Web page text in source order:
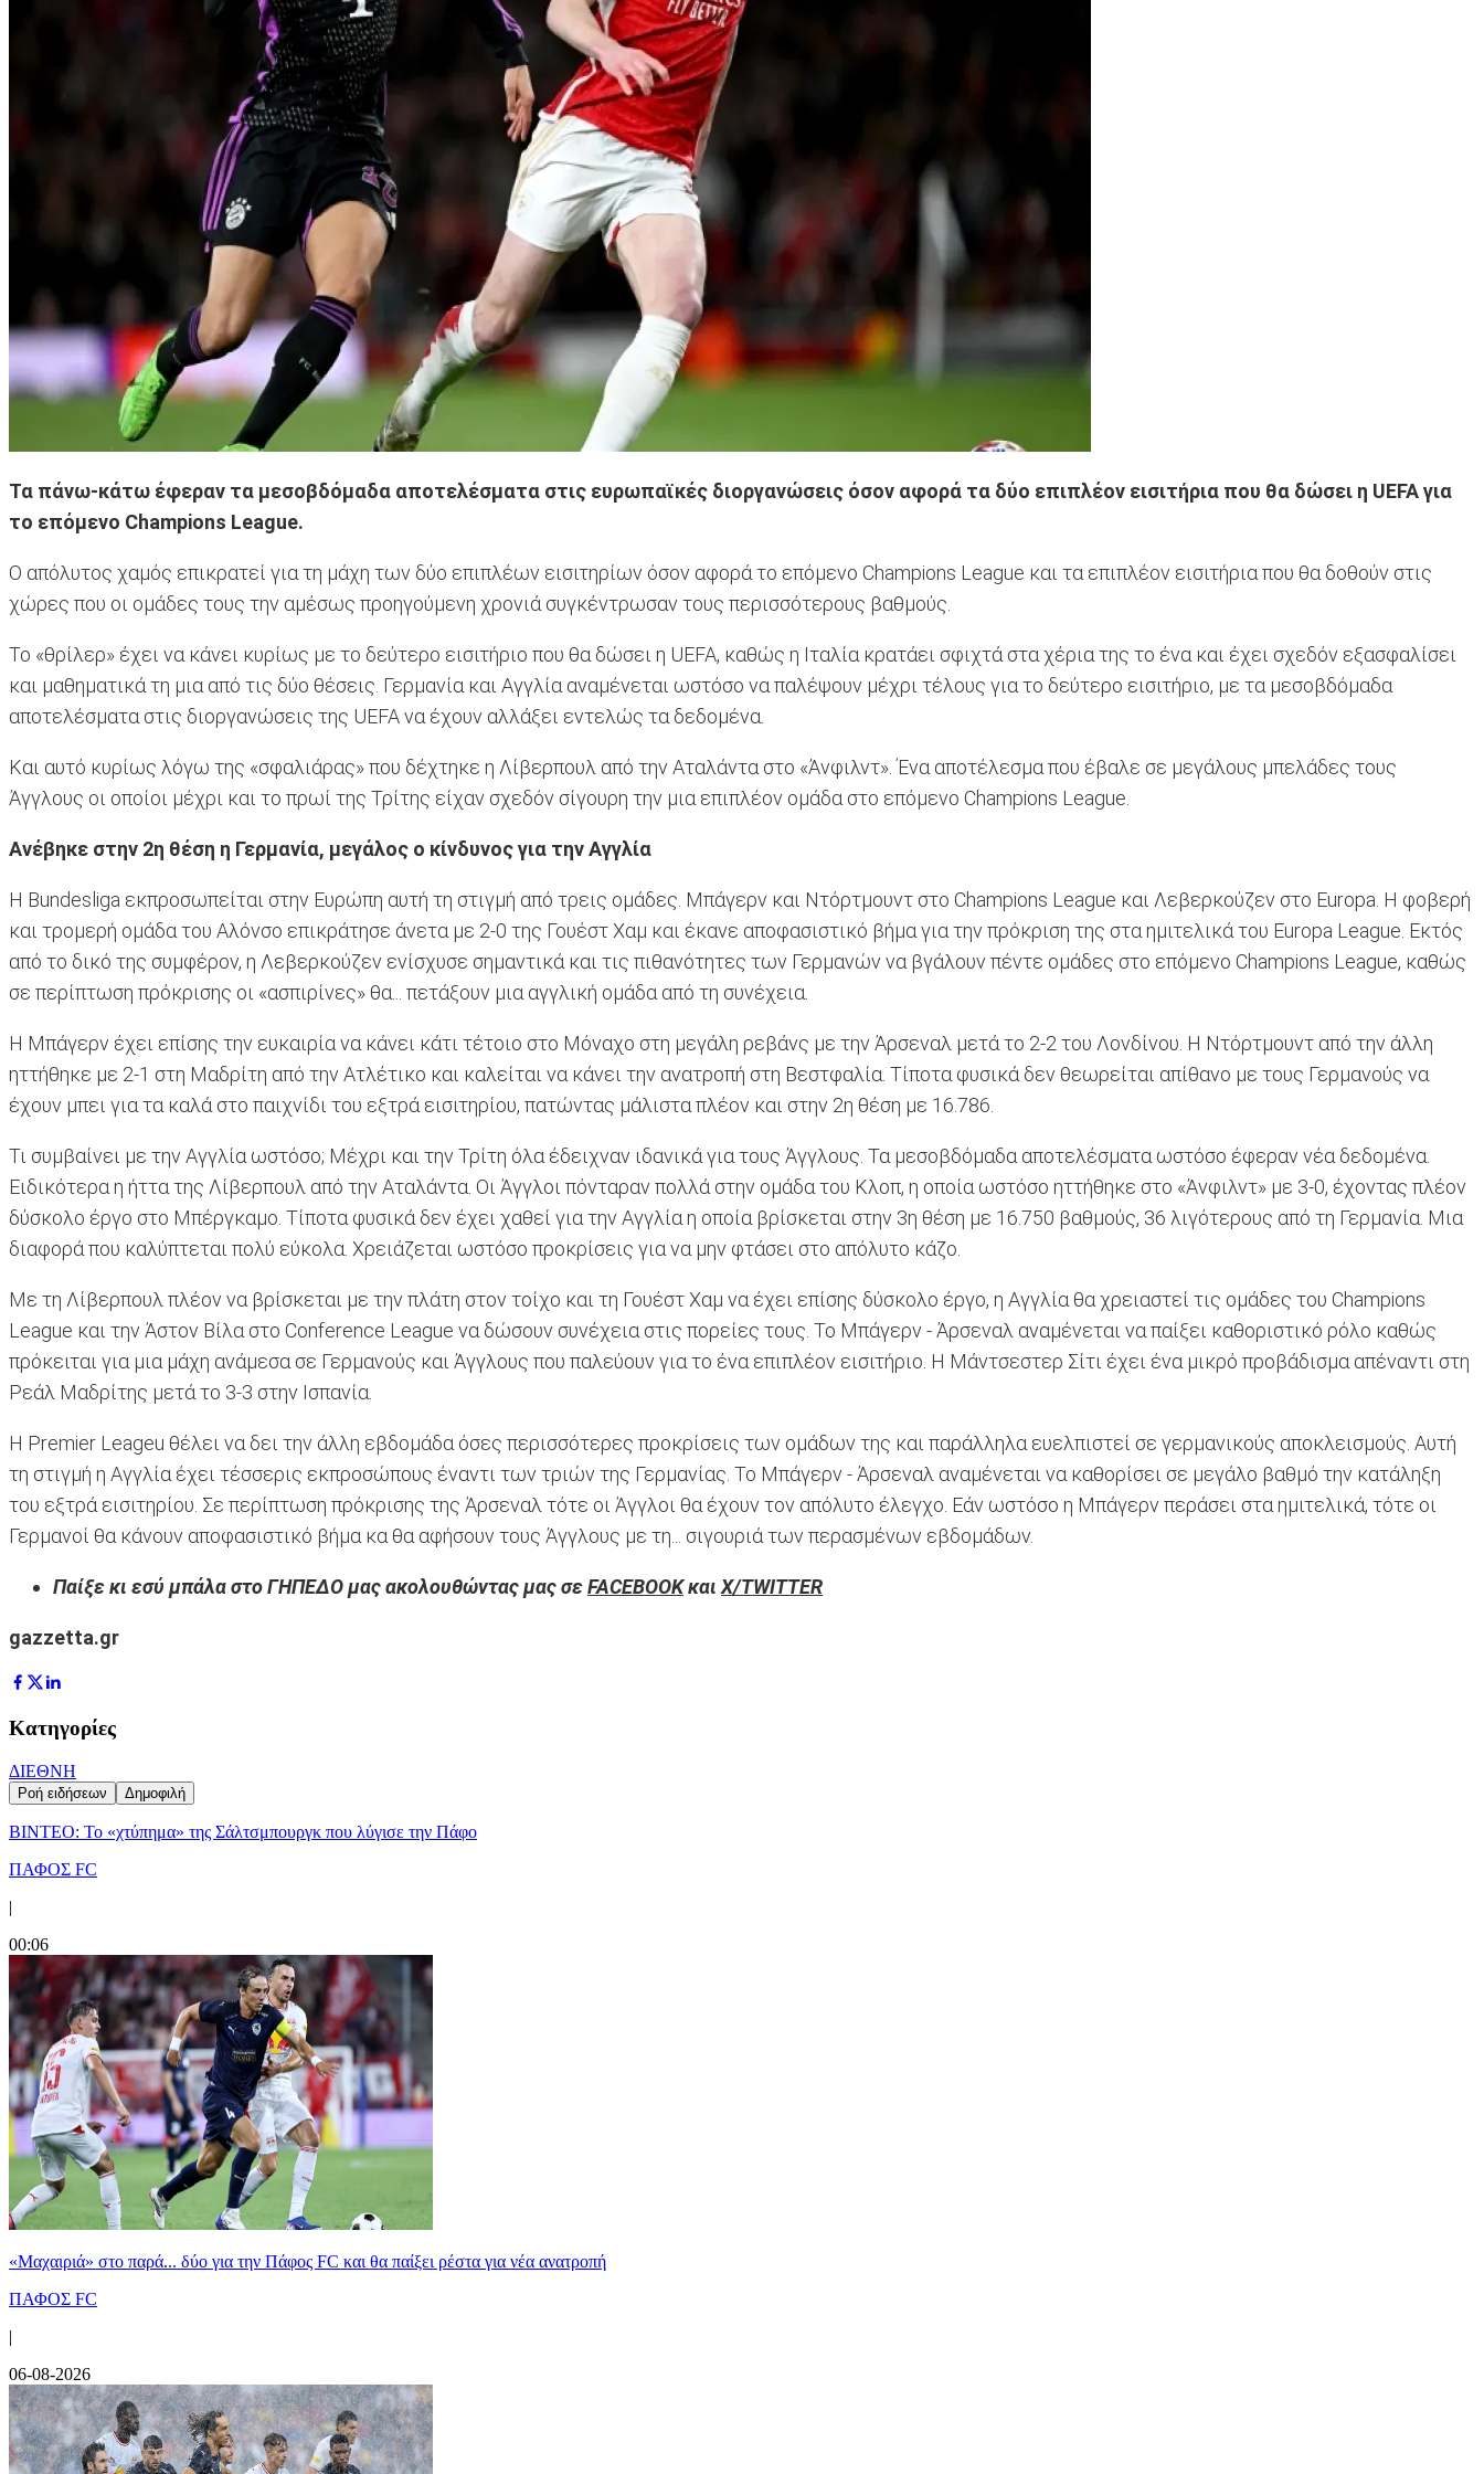
Τα πάνω-κάτω έφεραν τα μεσοβδόμαδα αποτελέσματα στις ευρωπαϊκές διοργανώσεις όσον αφορά τα δύο επιπλέον εισιτήρια που θα δώσει η UEFA για
το επόμενο Champions League.
Ο απόλυτος χαμός επικρατεί για τη μάχη των δύο επιπλέων εισιτηρίων όσον αφορά το επόμενο Champions League και τα επιπλέον εισιτήρια που θα δοθούν στις
χώρες που οι ομάδες τους την αμέσως προηγούμενη χρονιά συγκέντρωσαν τους περισσότερους βαθμούς.
Το «θρίλερ» έχει να κάνει κυρίως με το δεύτερο εισιτήριο που θα δώσει η UEFA, καθώς η Ιταλία κρατάει σφιχτά στα χέρια της το ένα και έχει σχεδόν εξασφαλίσει
και μαθηματικά τη μια από τις δύο θέσεις. Γερμανία και Αγγλία αναμένεται ωστόσο να παλέψουν μέχρι τέλους για το δεύτερο εισιτήριο, με τα μεσοβδόμαδα
αποτελέσματα στις διοργανώσεις της UEFA να έχουν αλλάξει εντελώς τα δεδομένα.
Και αυτό κυρίως λόγω της «σφαλιάρας» που δέχτηκε η Λίβερπουλ από την Αταλάντα στο «Άνφιλντ». Ένα αποτέλεσμα που έβαλε σε μεγάλους μπελάδες τους
Άγγλους οι οποίοι μέχρι και το πρωί της Τρίτης είχαν σχεδόν σίγουρη την μια επιπλέον ομάδα στο επόμενο Champions League.
Ανέβηκε στην 2η θέση η Γερμανία, μεγάλος ο κίνδυνος για την Αγγλία
Η Bundesliga εκπροσωπείται στην Ευρώπη αυτή τη στιγμή από τρεις ομάδες. Μπάγερν και Ντόρτμουντ στο Champions League και Λεβερκούζεν στο Europa. Η φοβερή
και τρομερή ομάδα του Αλόνσο επικράτησε άνετα με 2-0 της Γουέστ Χαμ και έκανε αποφασιστικό βήμα για την πρόκριση της στα ημιτελικά του Europa League. Εκτός
από το δικό της συμφέρον, η Λεβερκούζεν ενίσχυσε σημαντικά και τις πιθανότητες των Γερμανών να βγάλουν πέντε ομάδες στο επόμενο Champions League, καθώς
σε περίπτωση πρόκρισης οι «ασπιρίνες» θα... πετάξουν μια αγγλική ομάδα από τη συνέχεια.
Η Μπάγερν έχει επίσης την ευκαιρία να κάνει κάτι τέτοιο στο Μόναχο στη μεγάλη ρεβάνς με την Άρσεναλ μετά το 2-2 του Λονδίνου. Η Ντόρτμουντ από την άλλη
ηττήθηκε με 2-1 στη Μαδρίτη από την Ατλέτικο και καλείται να κάνει την ανατροπή στη Βεστφαλία. Τίποτα φυσικά δεν θεωρείται απίθανο με τους Γερμανούς να
έχουν μπει για τα καλά στο παιχνίδι του εξτρά εισιτηρίου, πατώντας μάλιστα πλέον και στην 2η θέση με 16.786.
Τι συμβαίνει με την Αγγλία ωστόσο; Μέχρι και την Τρίτη όλα έδειχναν ιδανικά για τους Άγγλους. Τα μεσοβδόμαδα αποτελέσματα ωστόσο έφεραν νέα δεδομένα.
Ειδικότερα η ήττα της Λίβερπουλ από την Αταλάντα. Οι Άγγλοι πόνταραν πολλά στην ομάδα του Κλοπ, η οποία ωστόσο ηττήθηκε στο «Άνφιλντ» με 3-0, έχοντας πλέον
δύσκολο έργο στο Μπέργκαμο. Τίποτα φυσικά δεν έχει χαθεί για την Αγγλία η οποία βρίσκεται στην 3η θέση με 16.750 βαθμούς, 36 λιγότερους από τη Γερμανία. Μια
διαφορά που καλύπτεται πολύ εύκολα. Χρειάζεται ωστόσο προκρίσεις για να μην φτάσει στο απόλυτο κάζο.
Με τη Λίβερπουλ πλέον να βρίσκεται με την πλάτη στον τοίχο και τη Γουέστ Χαμ να έχει επίσης δύσκολο έργο, η Αγγλία θα χρειαστεί τις ομάδες του Champions
League και την Άστον Βίλα στο Conference League να δώσουν συνέχεια στις πορείες τους. Το Μπάγερν - Άρσεναλ αναμένεται να παίξει καθοριστικό ρόλο καθώς
πρόκειται για μια μάχη ανάμεσα σε Γερμανούς και Άγγλους που παλεύουν για το ένα επιπλέον εισιτήριο. Η Μάντσεστερ Σίτι έχει ένα μικρό προβάδισμα απέναντι στη
Ρεάλ Μαδρίτης μετά το 3-3 στην Ισπανία.
Η Premier Leageu θέλει να δει την άλλη εβδομάδα όσες περισσότερες προκρίσεις των ομάδων της και παράλληλα ευελπιστεί σε γερμανικούς αποκλεισμούς. Αυτή
τη στιγμή η Αγγλία έχει τέσσερις εκπροσώπους έναντι των τριών της Γερμανίας. Το Μπάγερν - Άρσεναλ αναμένεται να καθορίσει σε μεγάλο βαθμό την κατάληξη
του εξτρά εισιτηρίου. Σε περίπτωση πρόκρισης της Άρσεναλ τότε οι Άγγλοι θα έχουν τον απόλυτο έλεγχο. Εάν ωστόσο η Μπάγερν περάσει στα ημιτελικά, τότε οι
Γερμανοί θα κάνουν αποφασιστικό βήμα κα θα αφήσουν τους Άγγλους με τη... σιγουριά των περασμένων εβδομάδων.
Παίξε κι εσύ μπάλα στο ΓΗΠΕΔΟ μας ακολουθώντας μας σεFACEBOOKκαιX/TWITTER
gazzetta.gr
Κατηγορίες
ΔΙΕΘΝΗ
Ροή ειδήσεων Δημοφιλή
ΒΙΝΤΕΟ: Το «χτύπημα» της Σάλτσμπουργκ που λύγισε την Πάφο
ΠΑΦΟΣ FC
|
00:06
«Μαχαιριά» στο παρά... δύο για την Πάφος FC και θα παίξει ρέστα για νέα ανατροπή
ΠΑΦΟΣ FC
|
06-08-2026